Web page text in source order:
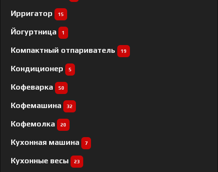
Ирригатор 15
Йогуртница 1
Компактный отпариватель 19
Кондиционер 5
Кофеварка 50
Кофемашина 32
Кофемолка 20
Кухонная машина 7
Кухонные весы 23